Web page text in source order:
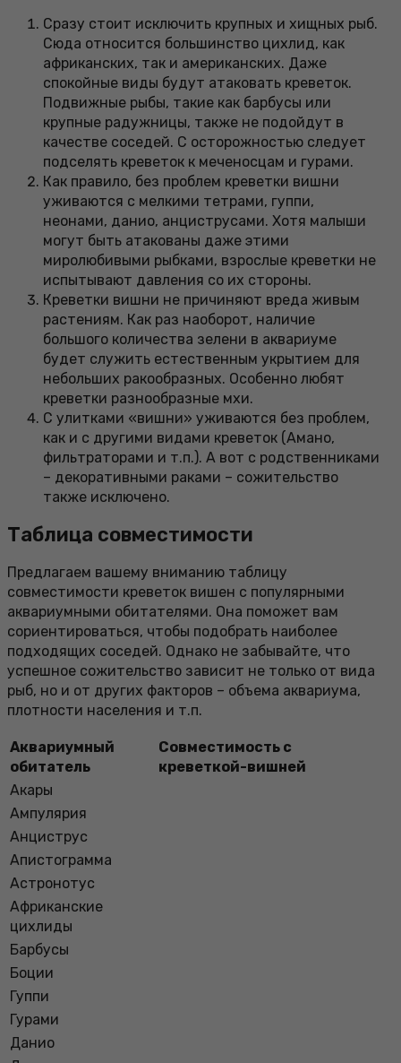
Сразу стоит исключить крупных и хищных рыб.
Сюда относится большинство цихлид, как
африканских, так и американских. Даже
спокойные виды будут атаковать креветок.
Подвижные рыбы, такие как барбусы или
крупные радужницы, также не подойдут в
качестве соседей. С осторожностью следует
подселять креветок к меченосцам и гурами.
Как правило, без проблем креветки вишни
уживаются с мелкими тетрами, гуппи,
неонами, данио, анциструсами. Хотя малыши
могут быть атакованы даже этими
миролюбивыми рыбками, взрослые креветки не
испытывают давления со их стороны.
Креветки вишни не причиняют вреда живым
растениям. Как раз наоборот, наличие
большого количества зелени в аквариуме
будет служить естественным укрытием для
небольших ракообразных. Особенно любят
креветки разнообразные мхи.
С улитками «вишни» уживаются без проблем,
как и с другими видами креветок (Амано,
фильтраторами и т.п.). А вот с родственниками
– декоративными раками – сожительство
также исключено.
Таблица совместимости
Предлагаем вашему вниманию таблицу
совместимости креветок вишен с популярными
аквариумными обитателями. Она поможет вам
сориентироваться, чтобы подобрать наиболее
подходящих соседей. Однако не забывайте, что
успешное сожительство зависит не только от вида
рыб, но и от других факторов – объема аквариума,
плотности населения и т.п.
Аквариумный
обитатель
Совместимость с
креветкой-вишней
Акары
Ампулярия
Анциструс
Апистограмма
Астронотус
Африканские
цихлиды
Барбусы
Боции
Гуппи
Гурами
Данио